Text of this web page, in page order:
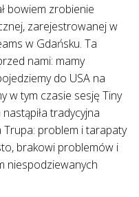
bowiem zrobienie
zarejestrowanej w
w Gdańsku. Ta
nami: mamy
do USA na
w tym czasie sesję Tiny
tradycyjna
Trupa: problem i tarapaty
brakowi problemów i
niespodziewanych